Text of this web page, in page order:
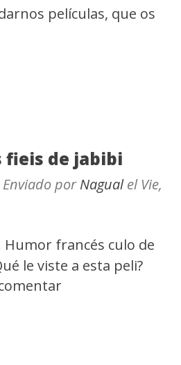
películas, que os
fieis de jabibi
Enviado porNagualel Vie,
Humor francés culo de
le viste a esta peli?